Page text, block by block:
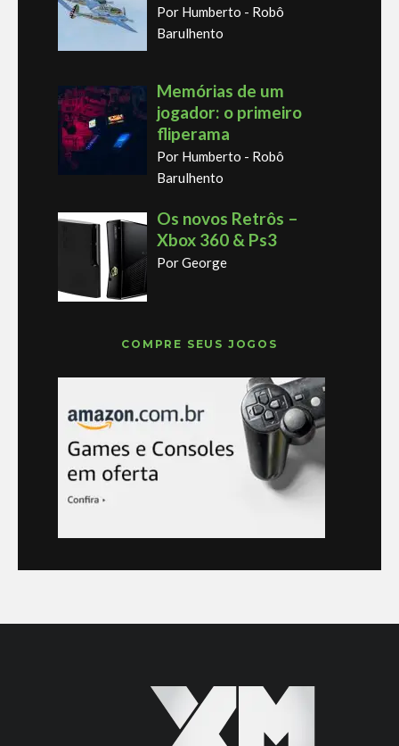
Por Humberto - Robô
Barulhento
Memórias de um
jogador: o primeiro
fliperama
Por Humberto - Robô
Barulhento
Os novos Retrôs –
Xbox 360 & Ps3
Por George
COMPRE SEUS JOGOS